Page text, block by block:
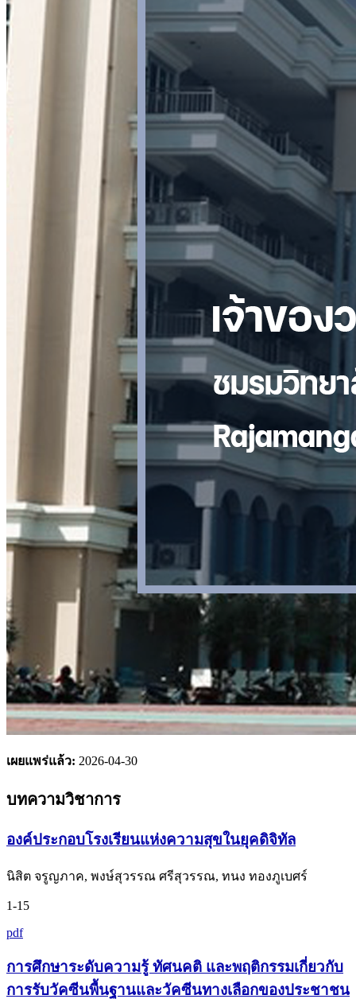
เผยแพร่แล้ว: 2026-04-30
บทความวิชาการ
องค์ประกอบโรงเรียนแห่งความสุขในยุคดิจิทัล
นิสิต จรูญภาค, พงษ์สุวรรณ ศรีสุวรรณ, ทนง ทองภูเบศร์
1-15
pdf
การศึกษาระดับความรู้ ทัศนคติ และพฤติกรรมเกี่ยวกับ
การรับวัคซีนพื้นฐานและวัคซีนทางเลือกของประชาชน